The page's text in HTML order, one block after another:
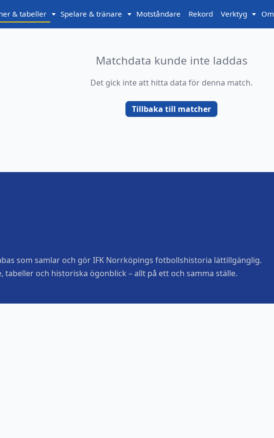
& tabeller Spelare & tränare Motståndare Rekord Verktyg Om
Matchdata kunde inte laddas
Det gick inte att hitta data för denna match.
Tillbaka till matcher
som samlar och gör IFK Norrköpings fotbollshistoria lättillgänglig.
tabeller och historiska ögonblick – allt på ett och samma ställe.